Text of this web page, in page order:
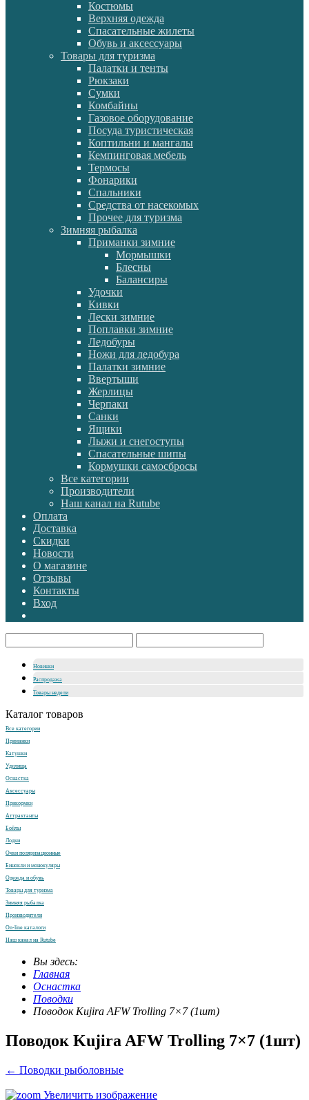
Костюмы
Верхняя одежда
Спасательные жилеты
Обувь и аксессуары
Товары для туризма
Палатки и тенты
Рюкзаки
Сумки
Комбайны
Газовое оборудование
Посуда туристическая
Коптильни и мангалы
Кемпинговая мебель
Термосы
Фонарики
Спальники
Средства от насекомых
Прочее для туризма
Зимняя рыбалка
Приманки зимние
Мормышки
Блесны
Балансиры
Удочки
Кивки
Лески зимние
Поплавки зимние
Ледобуры
Ножи для ледобура
Палатки зимние
Ввертыши
Жерлицы
Черпаки
Санки
Ящики
Лыжи и снегоступы
Спасательные шипы
Кормушки самосбросы
Все категории
Производители
Наш канал на Rutube
Оплата
Доставка
Скидки
Новости
О магазине
Отзывы
Контакты
Вход
Новинки
Распродажа
Товары недели
Каталог товаров
Все категории
Приманки
Катушки
Удилища
Оснастка
Аксессуары
Прикормки
Аттрактанты
Бойлы
Лодки
Очки поляризационные
Бинокли и монокуляры
Одежда и обувь
Товары для туризма
Зимняя рыбалка
Производители
On-line каталоги
Наш канал на Rutube
Вы здесь:
Главная
Оснастка
Поводки
Поводок Kujira AFW Trolling 7×7 (1шт)
Поводок Kujira AFW Trolling 7×7 (1шт)
← Поводки рыболовные
Увеличить изображение